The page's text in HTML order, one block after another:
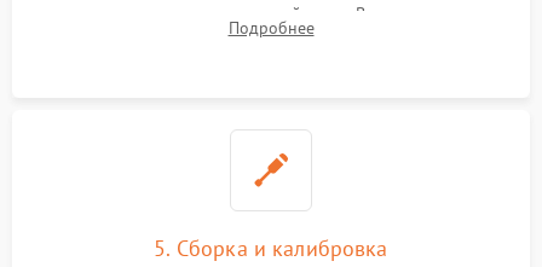
контроллеров на материнской плате. Восстановление
разъемов и кнопок, замена поврежденных элементов
Подробнее
5. Сборка и калибровка